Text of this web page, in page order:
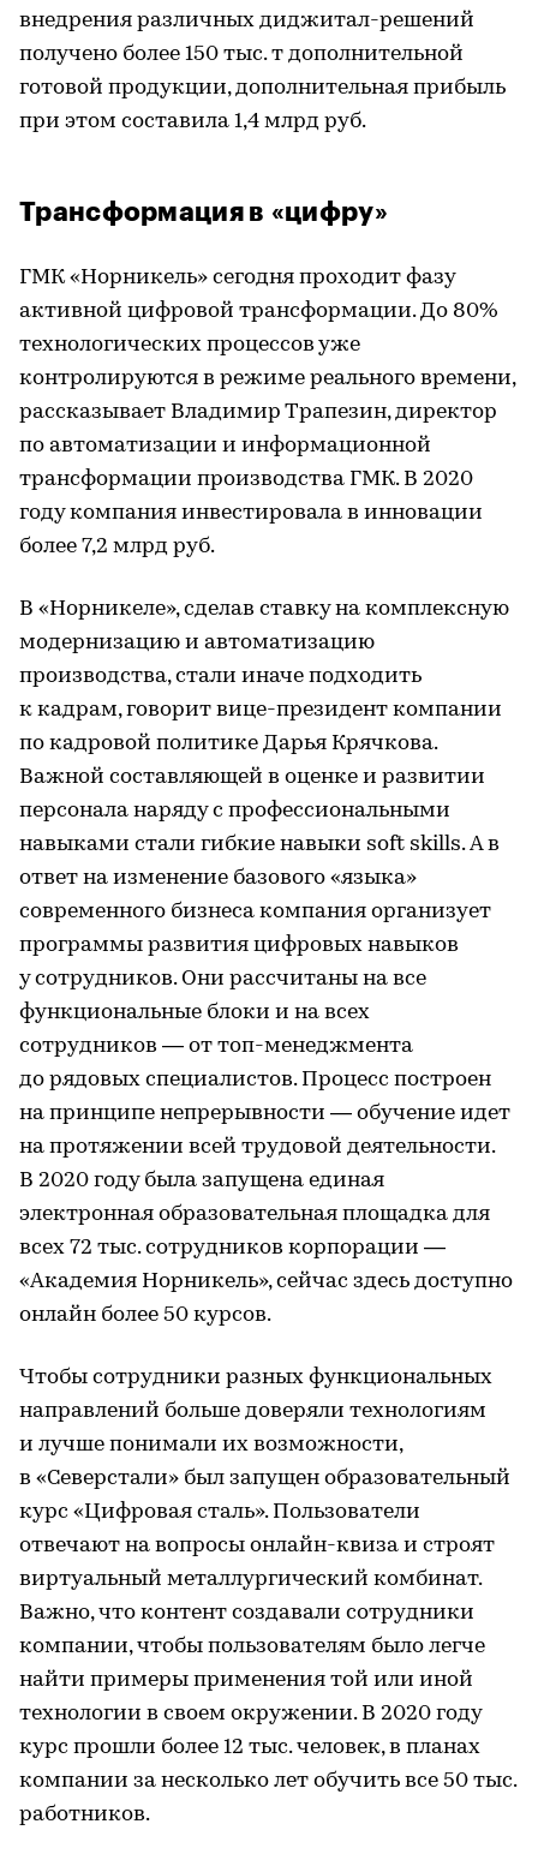
внедрения различных диджитал-решений
получено более 150 тыс. т дополнительной
готовой продукции, дополнительная прибыль
при этом составила 1,4 млрд руб.
Трансформация в «цифру»
ГМК «Норникель» сегодня проходит фазу
активной цифровой трансформации. До 80%
технологических процессов уже
контролируются в режиме реального времени,
рассказывает Владимир Трапезин, директор
по автоматизации и информационной
трансформации производства ГМК. В 2020
году компания инвестировала в инновации
более 7,2 млрд руб.
В «Норникеле», сделав ставку на комплексную
модернизацию и автоматизацию
производства, стали иначе подходить
к кадрам, говорит вице-президент компании
по кадровой политике Дарья Крячкова.
Важной составляющей в оценке и развитии
персонала наряду с профессиональными
навыками стали гибкие навыки soft skills. А в
ответ на изменение базового «языка»
современного бизнеса компания организует
программы развития цифровых навыков
у сотрудников. Они рассчитаны на все
функциональные блоки и на всех
сотрудников — от топ-менеджмента
до рядовых специалистов. Процесс построен
на принципе непрерывности — обучение идет
на протяжении всей трудовой деятельности.
В 2020 году была запущена единая
электронная образовательная площадка для
всех 72 тыс. сотрудников корпорации —
«Академия Норникель», сейчас здесь доступно
онлайн более 50 курсов.
Чтобы сотрудники разных функциональных
направлений больше доверяли технологиям
и лучше понимали их возможности,
в «Северстали» был запущен образовательный
курс «Цифровая сталь». Пользователи
отвечают на вопросы онлайн-квиза и строят
виртуальный металлургический комбинат.
Важно, что контент создавали сотрудники
компании, чтобы пользователям было легче
найти примеры применения той или иной
технологии в своем окружении. В 2020 году
курс прошли более 12 тыс. человек, в планах
компании за несколько лет обучить все 50 тыс.
работников.